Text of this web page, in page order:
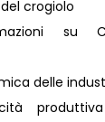
crogiolo
su
delle